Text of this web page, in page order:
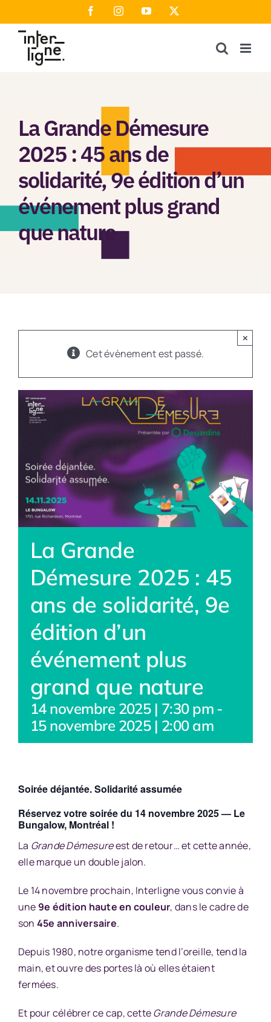
au
contenu
FacebookInstagramYouTube
La Grande Démesure
2025 : 45 ans de
solidarité, 9e édition d’un
événement plus grand
que nature
Cet évènement est passé.
×
La Grande
Démesure 2025 : 45
ans de solidarité, 9e
édition d’un
événement plus
grand que nature
14 novembre 2025 | 7:30 pm-
15 novembre 2025 | 2:00 am
Soirée déjantée. Solidarité assumée
Réservez votre soirée du 14 novembre 2025 — Le
Bungalow, Montréal !
La Grande Démesureest de retour… et cette année,
elle marque un double jalon.
Le 14 novembre prochain, Interligne vous convie à
une 9e édition haute en couleur, dans le cadre de
son 45e anniversaire.
Depuis 1980, notre organisme tend l’oreille, tend la
main, et ouvre des portes là où elles étaient
fermées.
Et pour célébrer ce cap, cetteGrande Démesure